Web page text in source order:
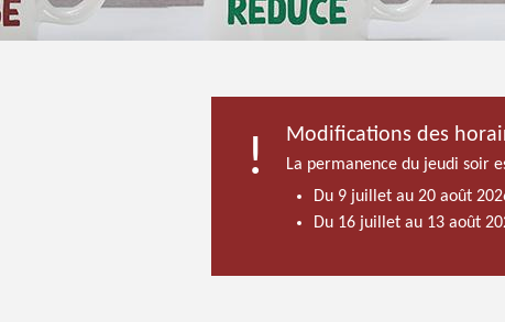
Modifications des
La permanence du jeudi soir
Du 9 juillet au 20 août
Du 16 juillet au 13 août